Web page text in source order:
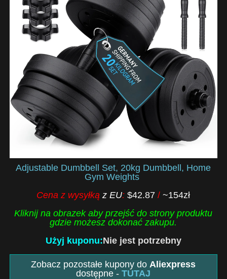
Adjustable Dumbbell Set, 20kg Dumbbell, Home
Gym Weights
Cena z wysyłką z EU:$42.87 /~154zł
Kliknij na obrazek aby przejść do strony produktu
gdzie możesz dokonać zakupu.
Użyj kuponu:Nie jest potrzebny
Zobacz pozostałe kupony doAliexpress
dostępne -TUTAJ